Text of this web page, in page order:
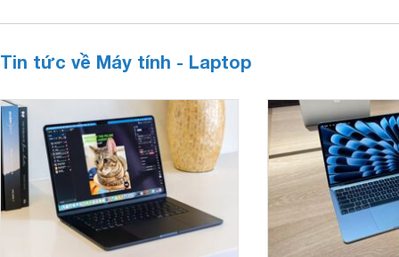
Tin tức về Máy tính - Laptop